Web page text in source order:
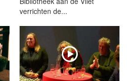
verrichten de...